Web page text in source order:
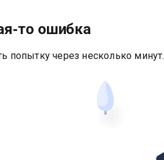
ошибка
попытку через несколько минут.